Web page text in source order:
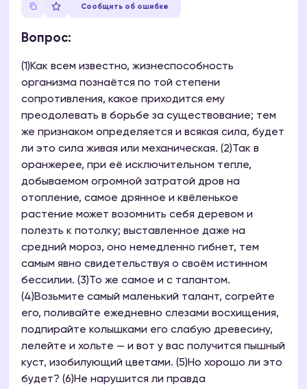
Сообщить об ошибке
Вопрос:
(1)Как всем известно, жизнеспособность
организма познаётся по той степени
сопротивления, какое приходится ему
преодолевать в борьбе за существование; тем
же признаком определяется и всякая сила, будет
ли это сила живая или механическая. (2)Так в
оранжерее, при её исключительном тепле,
добываемом огромной затратой дров на
отопление, самое дрянное и квёленькое
растение может возомнить себя деревом и
полезть к потолку; выставленное даже на
средний мороз, оно немедленно гибнет, тем
самым явно свидетельствуя о своём истинном
бессилии. (3)То же самое и с талантом.
(4)Возьмите самый маленький талант, согрейте
его, поливайте ежедневно слезами восхищения,
подпирайте колышками его слабую древесину,
лелейте и хольте — и вот у вас получится пышный
куст, изобилующий цветами. (5)Но хорошо ли это
будет? (6)Не нарушится ли правда